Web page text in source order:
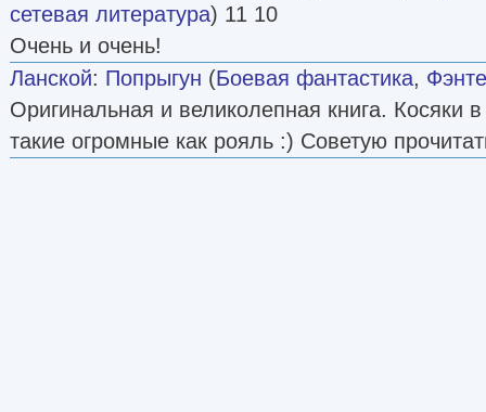
сетевая литература) 11 10
Очень и очень!
Ланской: Попрыгун (Боевая фантастика,
Оригинальная и великолепная книга. Косяки
такие огромные как рояль :) Советую